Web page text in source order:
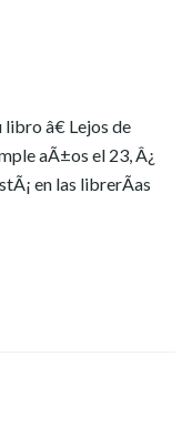
â€ Lejos de
aÃ±os el 23, Â¿
en las librerÃ­as